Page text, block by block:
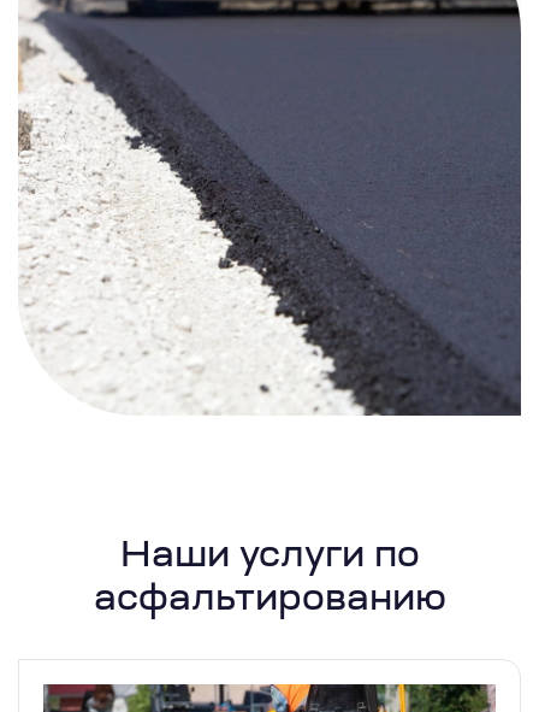
Наши услуги по
асфальтированию